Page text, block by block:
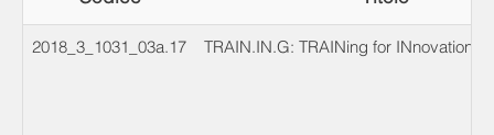
2018_3_1031_03a.17 TRAIN.IN.G: TRAINing for INnovation